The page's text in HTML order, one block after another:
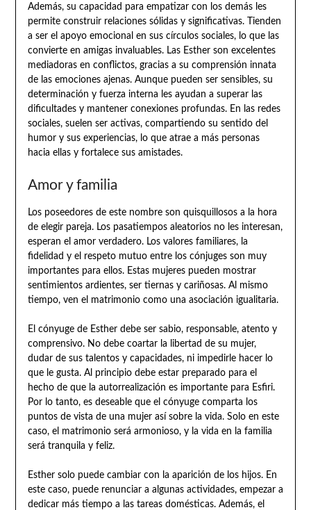
Además, su capacidad para empatizar con los demás les
permite construir relaciones sólidas y significativas. Tienden
a ser el apoyo emocional en sus círculos sociales, lo que las
convierte en amigas invaluables. Las Esther son excelentes
mediadoras en conflictos, gracias a su comprensión innata
de las emociones ajenas. Aunque pueden ser sensibles, su
determinación y fuerza interna les ayudan a superar las
dificultades y mantener conexiones profundas. En las redes
sociales, suelen ser activas, compartiendo su sentido del
humor y sus experiencias, lo que atrae a más personas
hacia ellas y fortalece sus amistades.
Amor y familia
Los poseedores de este nombre son quisquillosos a la hora
de elegir pareja. Los pasatiempos aleatorios no les interesan,
esperan el amor verdadero. Los valores familiares, la
fidelidad y el respeto mutuo entre los cónjuges son muy
importantes para ellos. Estas mujeres pueden mostrar
sentimientos ardientes, ser tiernas y cariñosas. Al mismo
tiempo, ven el matrimonio como una asociación igualitaria.
El cónyuge de Esther debe ser sabio, responsable, atento y
comprensivo. No debe coartar la libertad de su mujer,
dudar de sus talentos y capacidades, ni impedirle hacer lo
que le gusta. Al principio debe estar preparado para el
hecho de que la autorrealización es importante para Esfiri.
Por lo tanto, es deseable que el cónyuge comparta los
puntos de vista de una mujer así sobre la vida. Solo en este
caso, el matrimonio será armonioso, y la vida en la familia
será tranquila y feliz.
Esther solo puede cambiar con la aparición de los hijos. En
este caso, puede renunciar a algunas actividades, empezar a
dedicar más tiempo a las tareas domésticas. Además, el